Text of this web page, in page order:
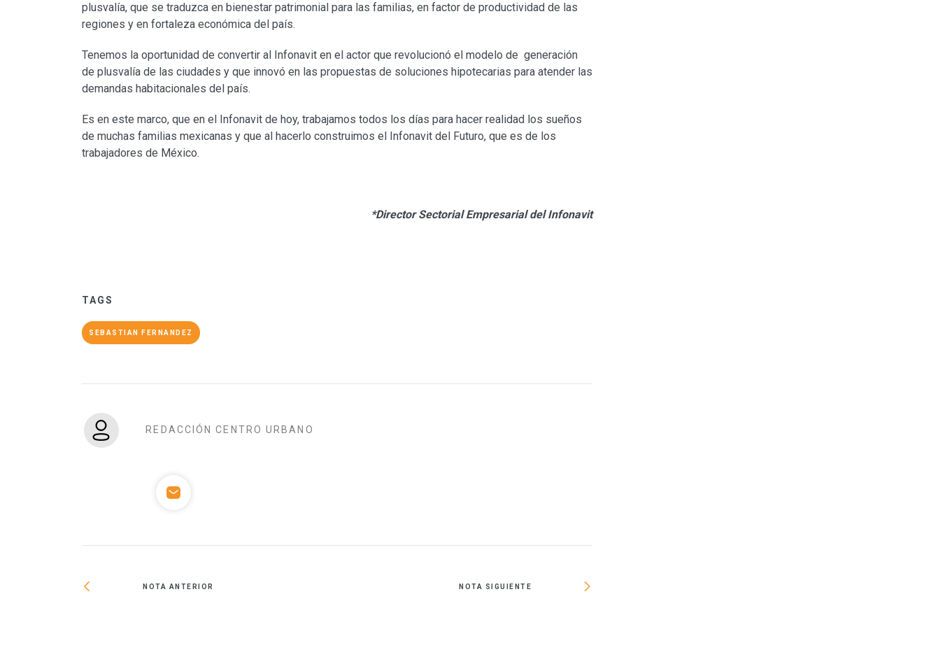
plusvalía, que se traduzca en bienestar patrimonial para las familias, en factor de productividad de las
regiones y en fortaleza económica del país.
Tenemos la oportunidad de convertir al Infonavit en el actor que revolucionó el modelo de generación
de plusvalía de las ciudades y que innovó en las propuestas de soluciones hipotecarias para atender las
demandas habitacionales del país.
Es en este marco, que en el Infonavit de hoy, trabajamos todos los días para hacer realidad los sueños
de muchas familias mexicanas y que al hacerlo construimos el Infonavit del Futuro, que es de los
trabajadores de México.
*Director Sectorial Empresarial del Infonavit
TAGS
SEBASTIAN FERNANDEZ
REDACCIÓN CENTRO URBANO
NOTA ANTERIOR NOTA SIGUIENTE